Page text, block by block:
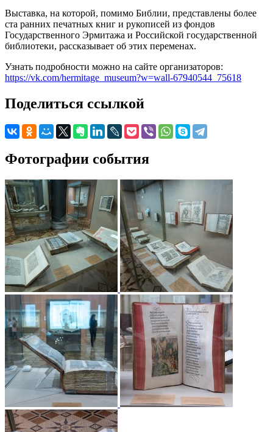
Выставка, на которой, помимо Библии, представлены более
ста ранних печатных книг и рукописей из фондов
Государственного Эрмитажа и Российской государственной
библиотеки, рассказывает об этих переменах.
Узнать подробности можно на сайте организаторов:
https://vk.com/hermitage_museum?w=wall-67940544_75618
Поделиться ссылкой
Фотографии события